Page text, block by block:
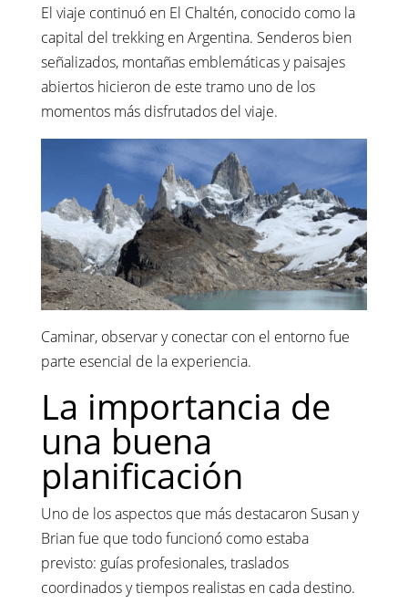
El viaje continuó en El Chaltén, conocido como la
capital del trekking en Argentina. Senderos bien
señalizados, montañas emblemáticas y paisajes
abiertos hicieron de este tramo uno de los
momentos más disfrutados del viaje.
Caminar, observar y conectar con el entorno fue
parte esencial de la experiencia.
La importancia de
una buena
planificación
Uno de los aspectos que más destacaron Susan y
Brian fue que todo funcionó como estaba
previsto: guías profesionales, traslados
coordinados y tiempos realistas en cada destino.